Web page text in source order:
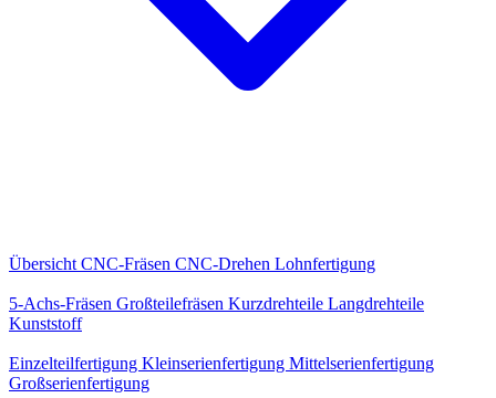
Übersicht CNC-Fräsen CNC-Drehen Lohnfertigung
5-Achs-Fräsen Großteilefräsen Kurzdrehteile Langdrehteile
Kunststoff
Einzelteilfertigung Kleinserienfertigung Mittelserienfertigung
Großserienfertigung